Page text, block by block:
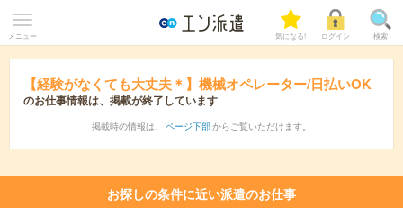
メニュー 気になる! ログイン 検索
【経験がなくても大丈夫＊】機械オペレーター/日払いOK
のお仕事情報は、掲載が終了しています
掲載時の情報は、 ページ下部 からご覧いただけます。
お探しの条件に近い派遣のお仕事